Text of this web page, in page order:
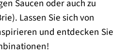
Saucen oder auch zu
Lassen Sie sich von
und entdecken Sie